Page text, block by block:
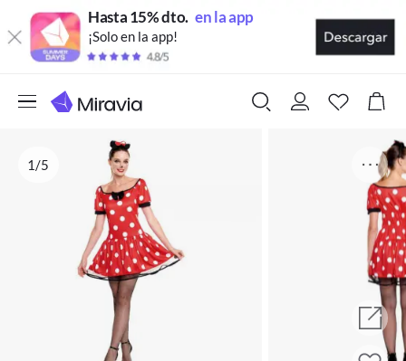
Hasta 15% dto. en la app
¡Solo en la app!
1/5